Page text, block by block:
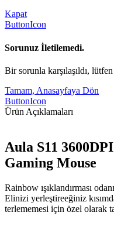
Kapat
ButtonIcon
Sorunuz İletilemedi.
Bir sorunla karşılaşıldı,
Tamam, Anasayfaya Dön
ButtonIcon
Ürün Açıklamaları
Aula S11
Gaming Mouse
Rainbow ışıklandırması
Elinizi yerleştireeğiniz
terlememesi için özel olarak